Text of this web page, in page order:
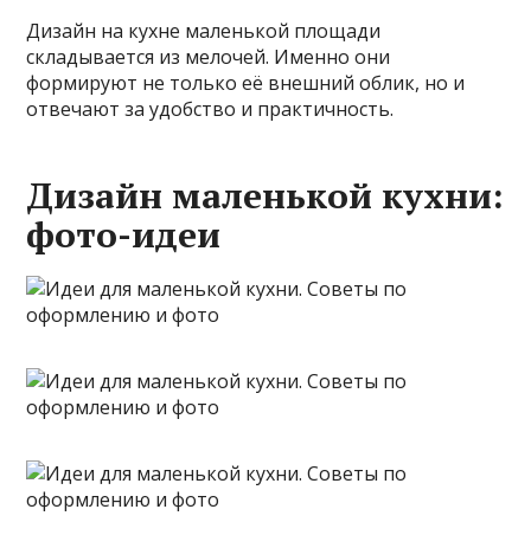
Дизайн на кухне маленькой площади
складывается из мелочей. Именно они
формируют не только её внешний облик, но и
отвечают за удобство и практичность.
Дизайн маленькой кухни:
фото-идеи